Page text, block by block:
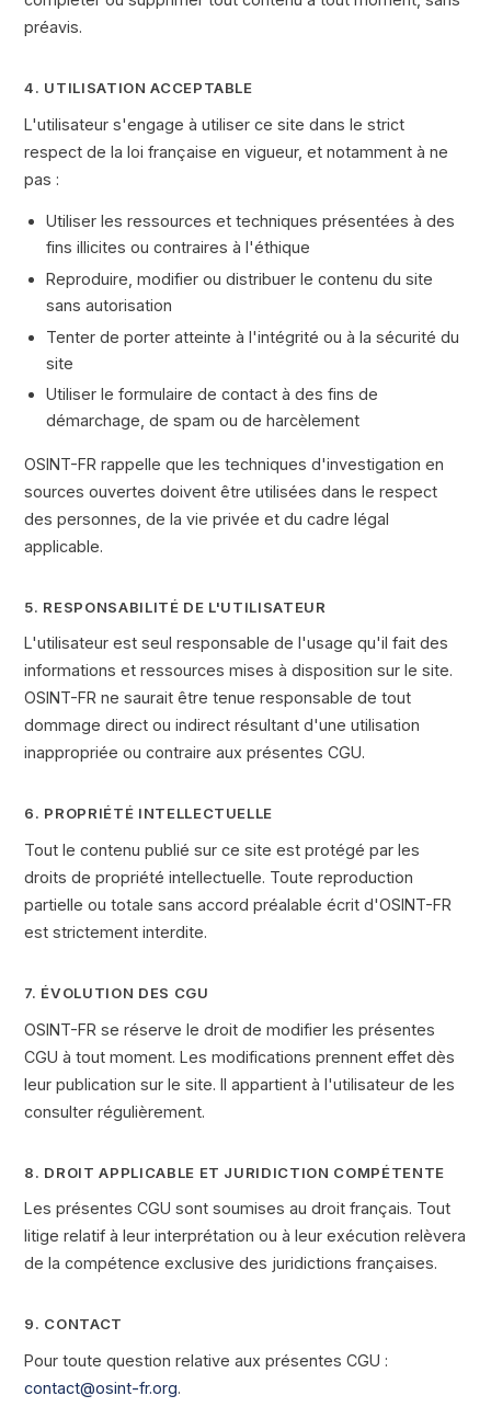
préavis.
4. UTILISATION ACCEPTABLE
L'utilisateur s'engage à utiliser ce site dans le strict
respect de la loi française en vigueur, et notamment à ne
pas :
Utiliser les ressources et techniques présentées à des
fins illicites ou contraires à l'éthique
Reproduire, modifier ou distribuer le contenu du site
sans autorisation
Tenter de porter atteinte à l'intégrité ou à la sécurité du
site
Utiliser le formulaire de contact à des fins de
démarchage, de spam ou de harcèlement
OSINT-FR rappelle que les techniques d'investigation en
sources ouvertes doivent être utilisées dans le respect
des personnes, de la vie privée et du cadre légal
applicable.
5. RESPONSABILITÉ DE L'UTILISATEUR
L'utilisateur est seul responsable de l'usage qu'il fait des
informations et ressources mises à disposition sur le site.
OSINT-FR ne saurait être tenue responsable de tout
dommage direct ou indirect résultant d'une utilisation
inappropriée ou contraire aux présentes CGU.
6. PROPRIÉTÉ INTELLECTUELLE
Tout le contenu publié sur ce site est protégé par les
droits de propriété intellectuelle. Toute reproduction
partielle ou totale sans accord préalable écrit d'OSINT-FR
est strictement interdite.
7. ÉVOLUTION DES CGU
OSINT-FR se réserve le droit de modifier les présentes
CGU à tout moment. Les modifications prennent effet dès
leur publication sur le site. Il appartient à l'utilisateur de les
consulter régulièrement.
8. DROIT APPLICABLE ET JURIDICTION COMPÉTENTE
Les présentes CGU sont soumises au droit français. Tout
litige relatif à leur interprétation ou à leur exécution relèvera
de la compétence exclusive des juridictions françaises.
9. CONTACT
Pour toute question relative aux présentes CGU :
contact@osint-fr.org.